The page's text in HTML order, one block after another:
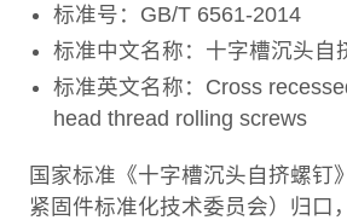
标准号：GB/T 6561-2014
标准中文名称：十字槽沉头自
标准英文名称：Cross
head thread rolling screws
国家标准《十字槽沉头自挤螺钉
紧固件标准化技术委员会）归口